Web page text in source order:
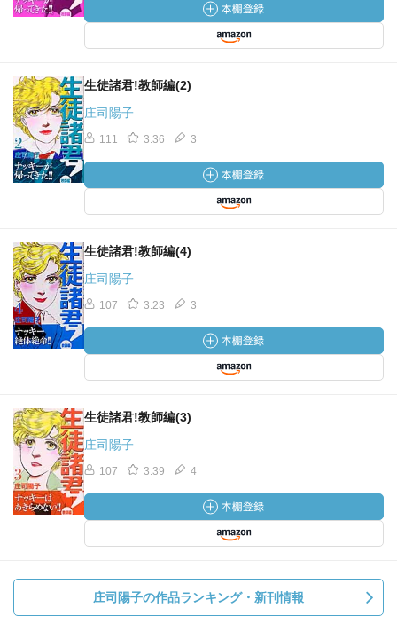
生徒諸君!教師編(2)
庄司陽子
111 3.36 3
生徒諸君!教師編(4)
庄司陽子
107 3.23 3
生徒諸君!教師編(3)
庄司陽子
107 3.39 4
庄司陽子の作品ランキング・新刊情報